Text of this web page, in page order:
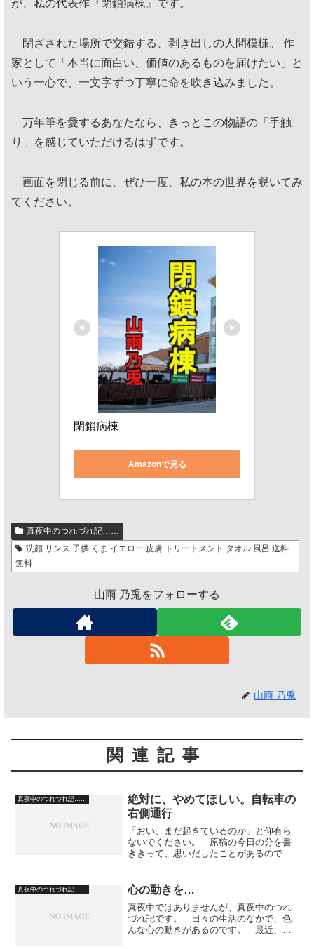
が、私の代表作『閉鎖病棟』です。
閉ざされた場所で交錯する、剥き出しの人間模様。 作
家として「本当に面白い、価値のあるものを届けたい」と
いう一心で、一文字ずつ丁寧に命を吹き込みました。
万年筆を愛するあなたなら、きっとこの物語の「手触
り」を感じていただけるはずです。
画面を閉じる前に、ぜひ一度、私の本の世界を覗いてみ
てください。
閉鎖病棟
Amazonで見る
真夜中のつれづれ記……
洗顔 リンス 子供 くま イエロー 皮膚 トリートメント タオル 風呂 送料
無料
山雨 乃兎をフォローする
山雨 乃兎
関連記事
真夜中のつれづれ記……
絶対に、やめてほしい。自転車の
右側通行
「おい、まだ起きているのか」と仰有ら
ないでください。 原稿の今日の分を書
ききって、思いだしたことがあるので、
その他の用事で車を運転していたので
す。 夕方になってきてまし...
真夜中のつれづれ記…… 心の動きを…
真夜中ではありませんが、真夜中のつれ
づれ記です。 日々の生活のなかで、色
んな心の動きがあるのです。 最近、或